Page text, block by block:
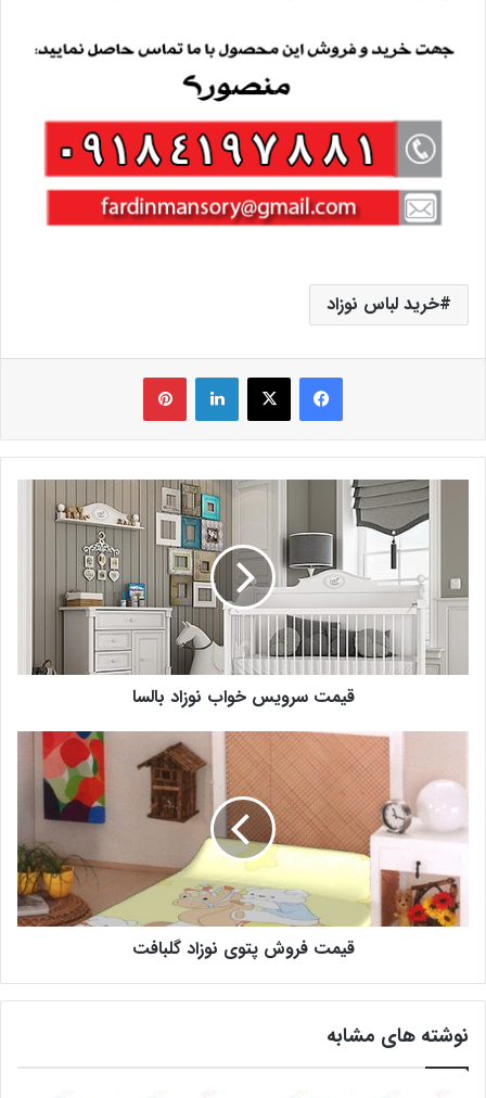
خرید لباس نوزاد
فیس بوک X لینکدین ‫پین‌ترست
قیمت سرویس خواب نوزاد بالسا
قیمت فروش پتوی نوزاد گلبافت
نوشته های مشابه